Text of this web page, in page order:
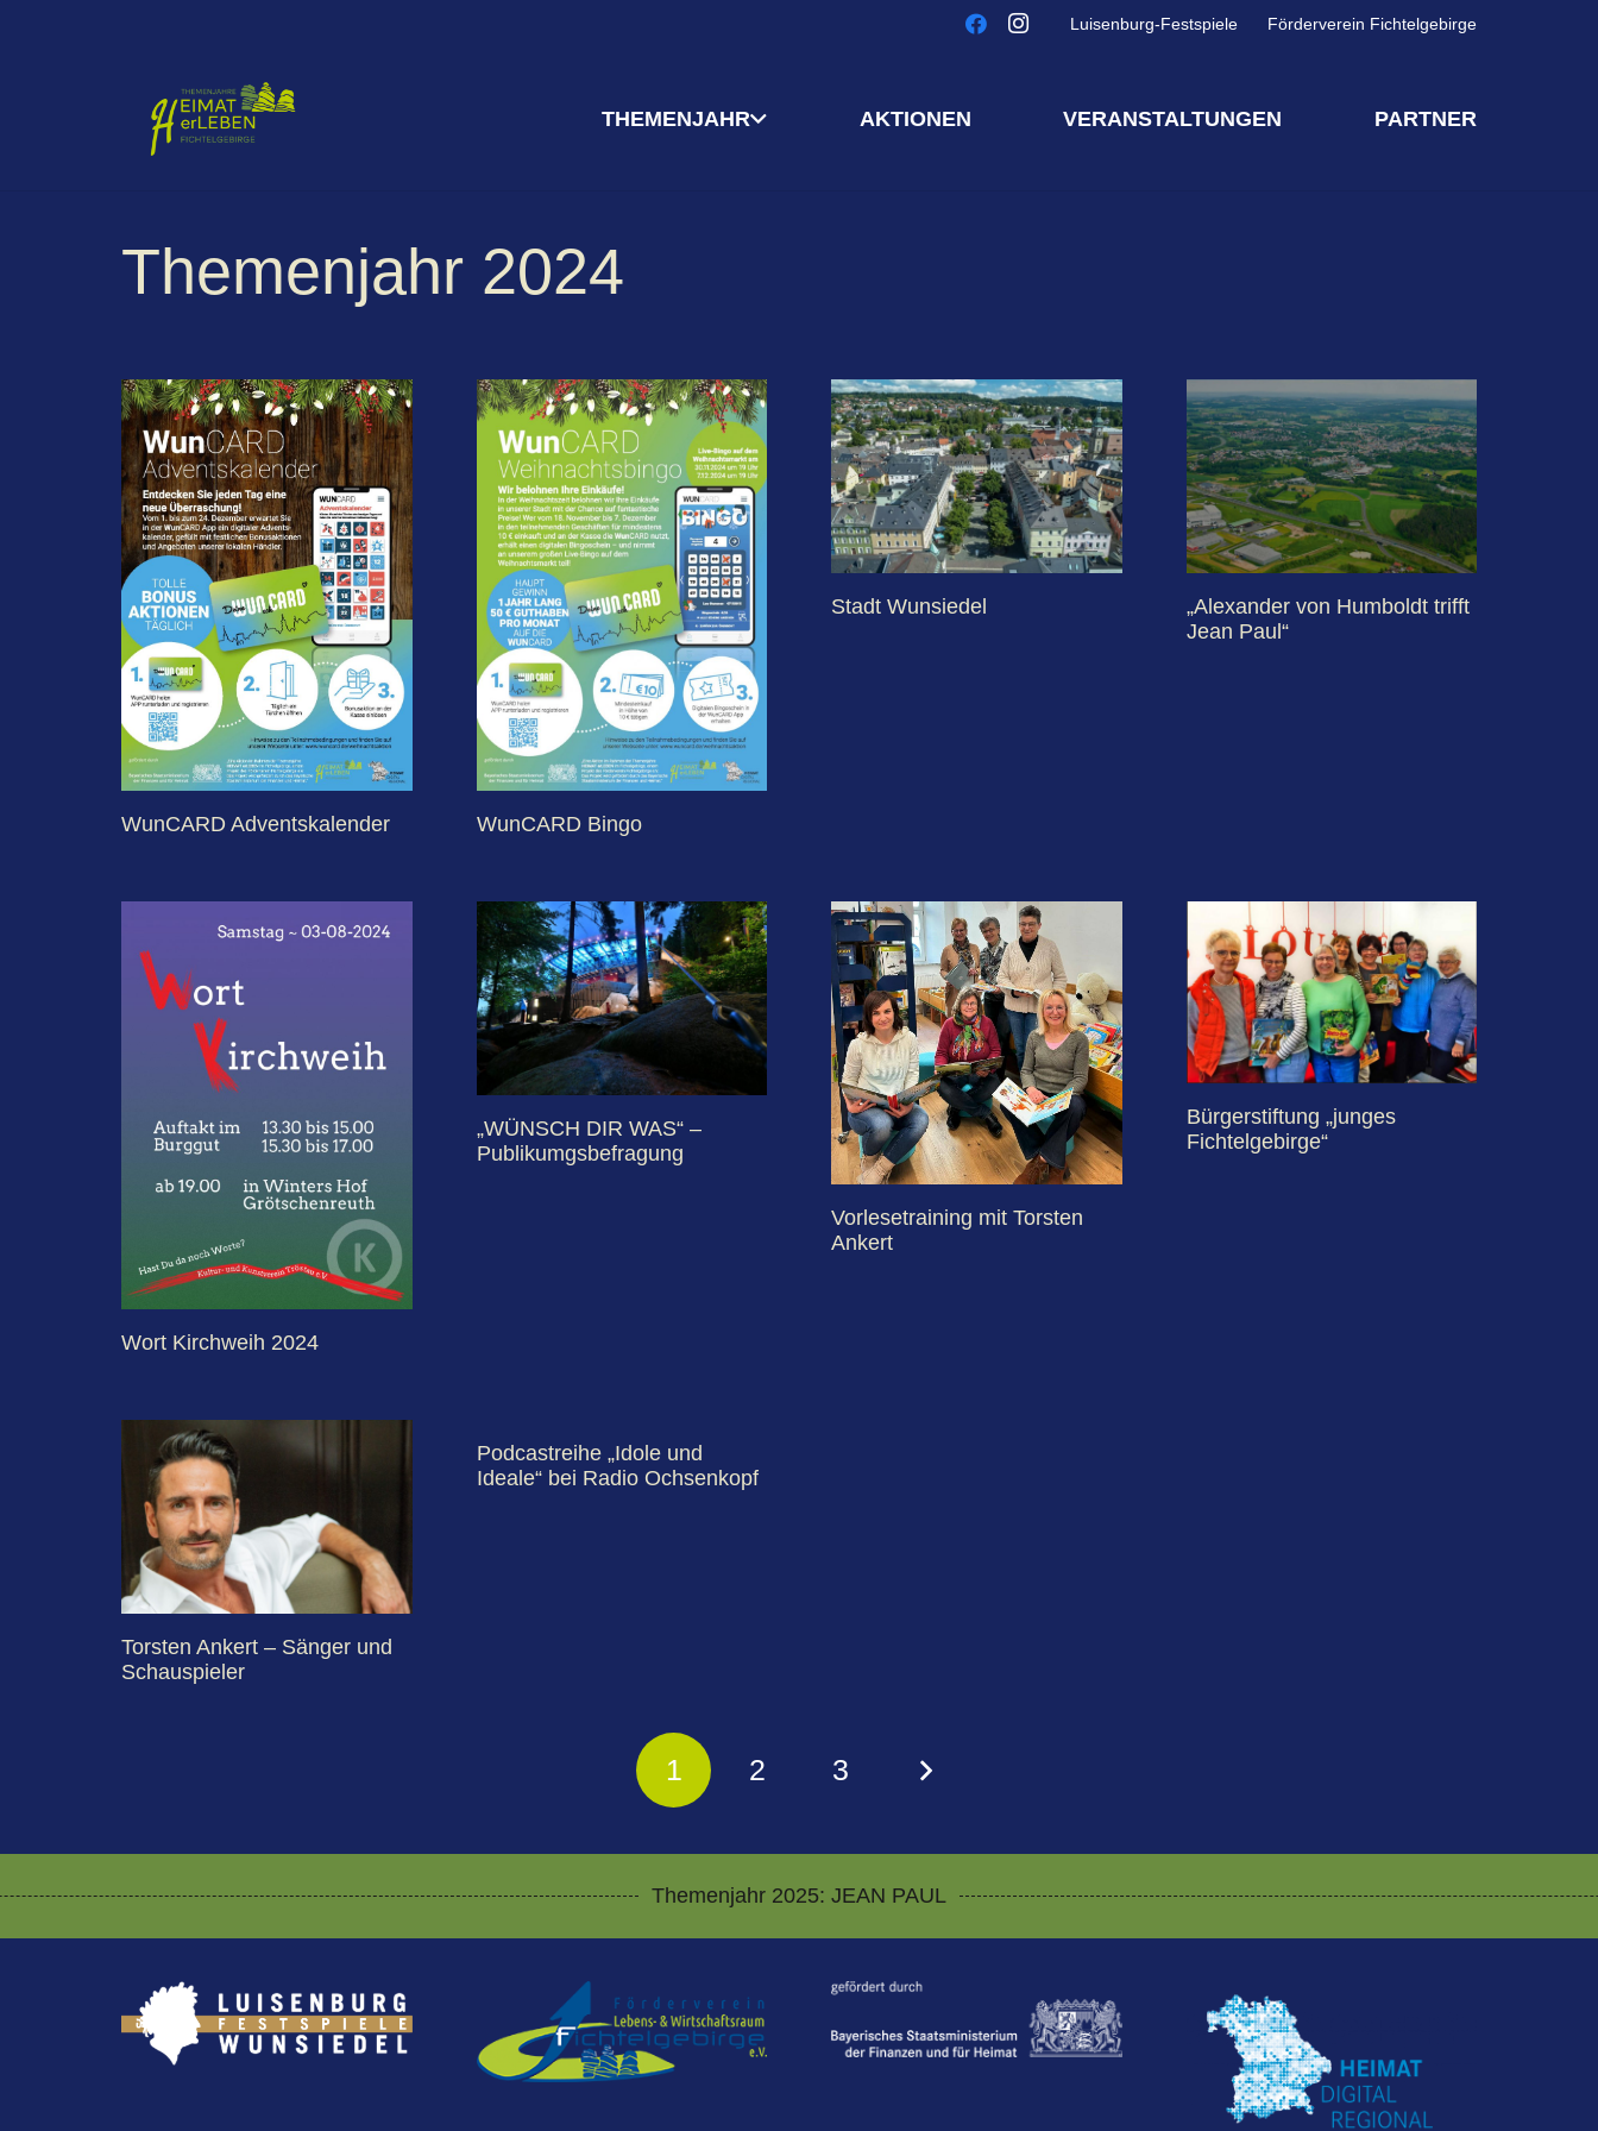
Luisenburg-Festspiele Förderverein Fichtelgebirge
THEMENJAHR AKTIONEN VERANSTALTUNGEN PARTNER
Themenjahr 2024
WunCARD Adventskalender WunCARD Bingo
Stadt Wunsiedel
„Alexander von Humboldt trifft
Jean Paul“
Wort Kirchweih 2024
„WÜNSCH DIR WAS“ –
Publikumgsbefragung
Vorlesetraining mit Torsten
Ankert
Bürgerstiftung „junges
Fichtelgebirge“
Torsten Ankert – Sänger und
Schauspieler
Podcastreihe „Idole und
Ideale“ bei Radio Ochsenkopf
1 2 3
Themenjahr 2025: JEAN PAUL